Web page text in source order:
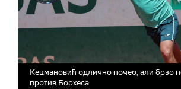
Кецмановић одлично почео, али брзо
против Борхеса